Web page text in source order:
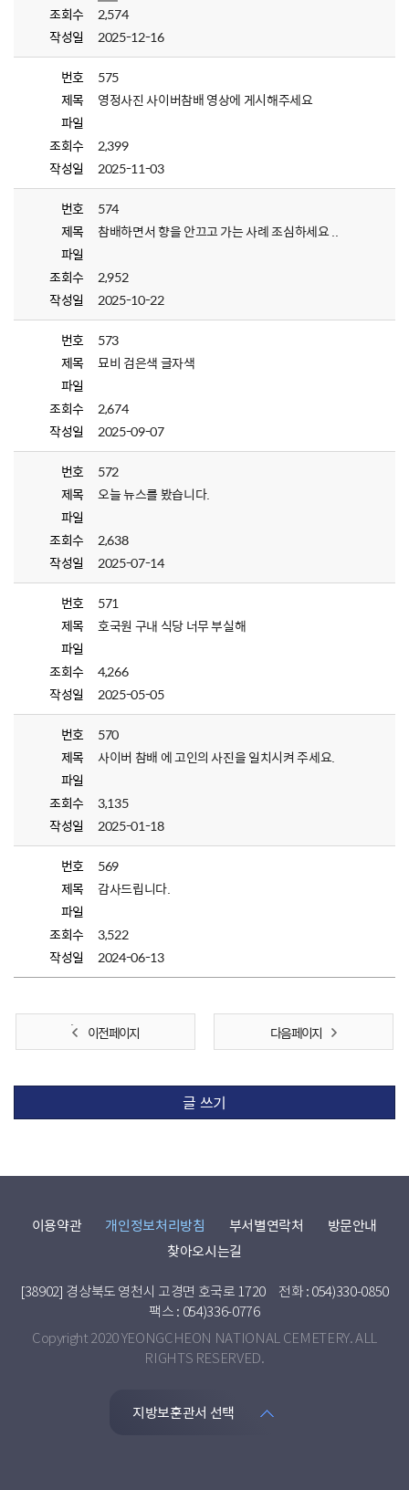
조회수
2,574
작성일
2025-12-16
번호
575
제목
영정사진 사이버참배 영상에 게시해주세요
파일
조회수
2,399
작성일
2025-11-03
번호
574
제목
참배하면서 향을 안끄고 가는 사례 조심하세요 ..
파일
조회수
2,952
작성일
2025-10-22
번호
573
제목
묘비 검은색 글자색
파일
조회수
2,674
작성일
2025-09-07
번호
572
제목
오늘 뉴스를 봤습니다.
파일
조회수
2,638
작성일
2025-07-14
번호
571
제목
호국원 구내 식당 너무 부실해
파일
조회수
4,266
작성일
2025-05-05
번호
570
제목
사이버 참배 에 고인의 사진을 일치시켜 주세요.
파일
조회수
3,135
작성일
2025-01-18
번호
569
제목
감사드립니다.
파일
조회수
3,522
작성일
2024-06-13
이전 페이지 다음 페이지
글 쓰기
이용약관 개인정보처리방침 부서별연락처
방문안내
찾아오시는길
[38902] 경상북도 영천시 고경면 호국로 1720
전화 : 054)330-0850
팩스 : 054)336-0776
Copyright 2020 YEONGCHEON NATIONAL CEMETERY. ALL
RIGHTS RESERVED.
지방보훈관서 선택